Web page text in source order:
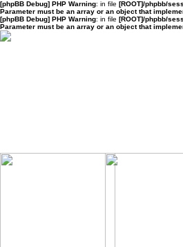
[phpBB Debug] PHP Warning: in file [ROOT]/phpbb/
Parameter must be an array or an object that
[phpBB Debug] PHP Warning: in file [ROOT]/phpbb/
Parameter must be an array or an object that